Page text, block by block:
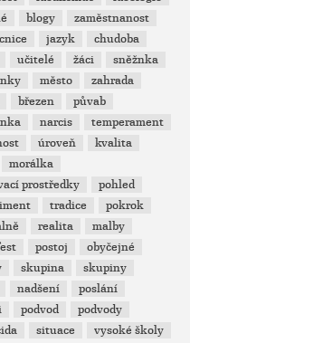
blogy
zaměstnanost
jazyk
chudoba
učitelé žáci
sněžnka
město
zahrada
březen
půvab
narcis
temperament
úroveň
kvalita
morálka
prostředky
pohled
tradice
pokrok
realita
malby
postoj
obyčejné
skupina
skupiny
nadšení
poslání
podvod
podvody
situace
vysoké školy